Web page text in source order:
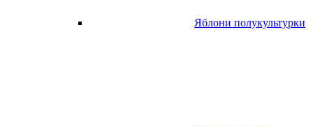
Яблони полукультурки